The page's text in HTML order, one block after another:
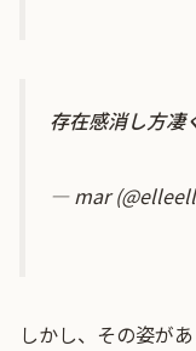
存在感消し方凄
— mar
しかし、その姿が